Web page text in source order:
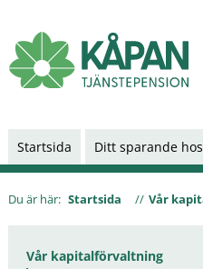
Startsida Ditt sparande
Du är här: Startsida Vår
Vår kapitalförvaltning